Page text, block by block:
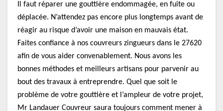
Il faut réparer une gouttière endommagée, en fuite ou
déplacée. N’attendez pas encore plus longtemps avant de
réagir au risque d’avoir une maison en mauvais état.
Faites confiance à nos couvreurs zingueurs dans le 27620
afin de vous aider convenablement. Nous avons les
bonnes méthodes et meilleurs artisans pour parvenir au
bout des travaux à entreprendre. Quel que soit le
problème de votre gouttière et l’ampleur de votre projet,
Mr Landauer Couvreur saura toujours comment mener à